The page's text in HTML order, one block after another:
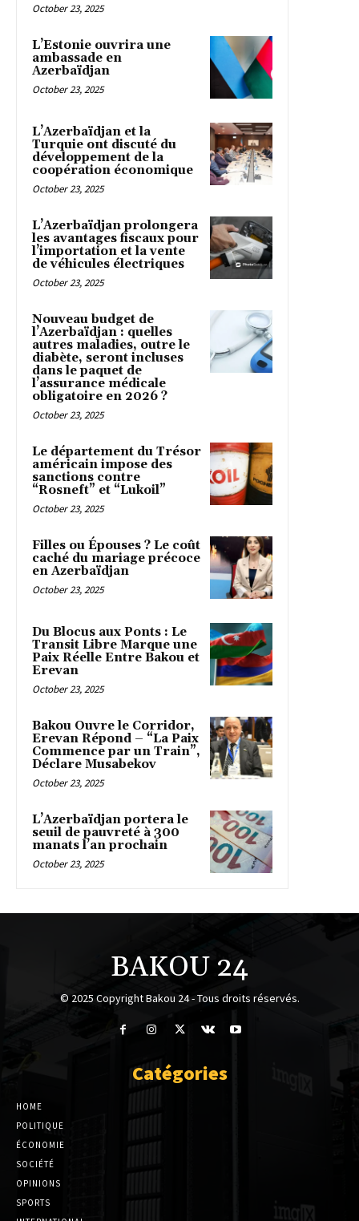
October 23, 2025
L’Estonie ouvrira une
ambassade en
Azerbaïdjan
October 23, 2025
L’Azerbaïdjan et la
Turquie ont discuté du
développement de la
coopération économique
October 23, 2025
L’Azerbaïdjan prolongera
les avantages fiscaux pour
l’importation et la vente
de véhicules électriques
October 23, 2025
Nouveau budget de
l’Azerbaïdjan : quelles
autres maladies, outre le
diabète, seront incluses
dans le paquet de
l’assurance médicale
obligatoire en 2026 ?
October 23, 2025
Le département du Trésor
américain impose des
sanctions contre
“Rosneft” et “Lukoil”
October 23, 2025
Filles ou Épouses ? Le coût
caché du mariage précoce
en Azerbaïdjan
October 23, 2025
Du Blocus aux Ponts : Le
Transit Libre Marque une
Paix Réelle Entre Bakou et
Erevan
October 23, 2025
Bakou Ouvre le Corridor,
Erevan Répond – “La Paix
Commence par un Train”,
Déclare Musabekov
October 23, 2025
L’Azerbaïdjan portera le
seuil de pauvreté à 300
manats l’an prochain
October 23, 2025
BAKOU 24
© 2025 Copyright Bakou 24 - Tous droits réservés.
Catégories
HOME
POLITIQUE
ÉCONOMIE
SOCIÉTÉ
OPINIONS
SPORTS